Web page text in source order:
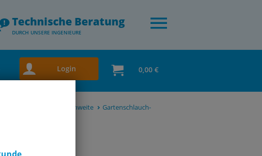
Technische Beratung
DURCH UNSERE INGENIEURE
Login 0,00 €
40 mm Klauenweite
Gartenschlauch-